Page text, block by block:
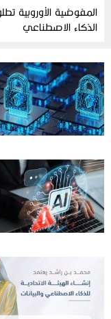
المفوضية الأوروبية
الذكاء الاصطناعي